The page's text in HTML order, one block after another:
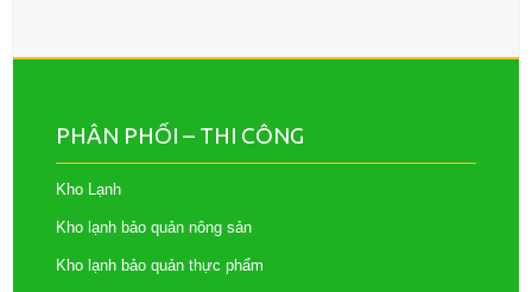
PHÂN PHỐI – THI CÔNG
Kho Lạnh
Kho lạnh bảo quản nông sản
Kho lạnh bảo quản thực phẩm